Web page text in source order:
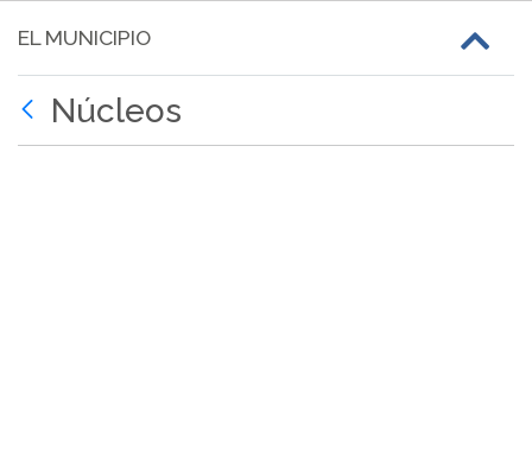
EL MUNICIPIO
Núcleos